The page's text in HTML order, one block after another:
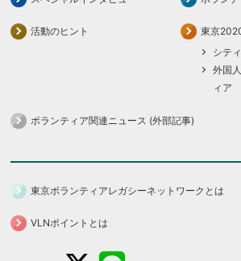
活動のヒント
東京
シテ
外国
ィア
ボランティア関連ニュース (外部記事)
東京ボランティアレガシーネットワークとは
VLNポイントとは